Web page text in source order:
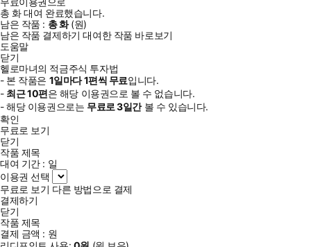
총 화대여 완료했습니다.
남은 작품 : 총화(원)
남은 작품 결제하기 대여한 작품 바로보기
도움말
닫기
헬로마녀의 적금주식 투자법
- 본 작품은 1일마다1편씩 무료입니다.
- 최근10편은 해당 이용권으로 볼 수 없습니다.
- 해당 이용권으로는 무료로3일간볼 수 있습니다.
확인
무료로 보기
닫기
작품 제목
대여 기간 : 일
이용권 선택
무료로 보기 다른 방법으로 결제
결제하기
닫기
작품 제목
결제 금액 : 원